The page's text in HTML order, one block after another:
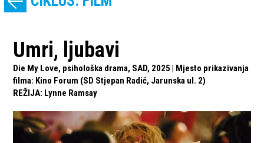
Umri, ljubavi
Die My Love, psihološka drama, SAD, 2025 | Mjesto prikazivanja
filma: Kino Forum (SD Stjepan Radić, Jarunska ul. 2)
REŽIJA: Lynne Ramsay